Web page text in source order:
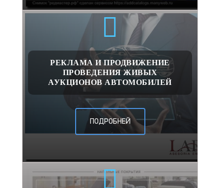
РЕКЛАМА И ПРОДВИЖЕНИЕ
ПРОВЕДЕНИЯ ЖИВЫХ
АУКЦИОНОВ АВТОМОБИЛЕЙ
ПОДРОБНЕЙ